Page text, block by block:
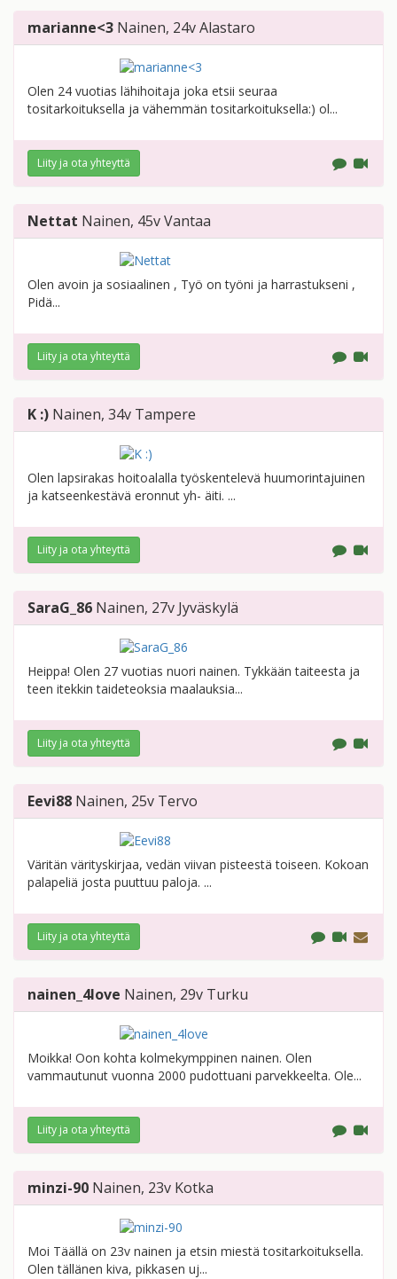
marianne<3 Nainen, 24vAlastaro
Olen 24 vuotias lähihoitaja joka etsii seuraa
tositarkoituksella ja vähemmän tositarkoituksella:) ol...
Liity ja ota yhteyttä
Nettat Nainen, 45vVantaa
Olen avoin ja sosiaalinen , Työ on työni ja harrastukseni ,
Pidä...
Liity ja ota yhteyttä
K :) Nainen, 34v Tampere
Olen lapsirakas hoitoalalla työskentelevä huumorintajuinen
ja katseenkestävä eronnut yh- äiti. ...
Liity ja ota yhteyttä
SaraG_86 Nainen, 27v Jyväskylä
Heippa! Olen 27 vuotias nuori nainen. Tykkään taiteesta ja
teen itekkin taideteoksia maalauksia...
Liity ja ota yhteyttä
Eevi88 Nainen, 25v Tervo
Väritän värityskirjaa, vedän viivan pisteestä toiseen. Kokoan
palapeliä josta puuttuu paloja. ...
Liity ja ota yhteyttä
nainen_4love Nainen, 29v Turku
Moikka! Oon kohta kolmekymppinen nainen. Olen
vammautunut vuonna 2000 pudottuani parvekkeelta. Ole...
Liity ja ota yhteyttä
minzi-90 Nainen, 23v Kotka
Moi Täällä on 23v nainen ja etsin miestä tositarkoituksella.
Olen tällänen kiva, pikkasen uj...